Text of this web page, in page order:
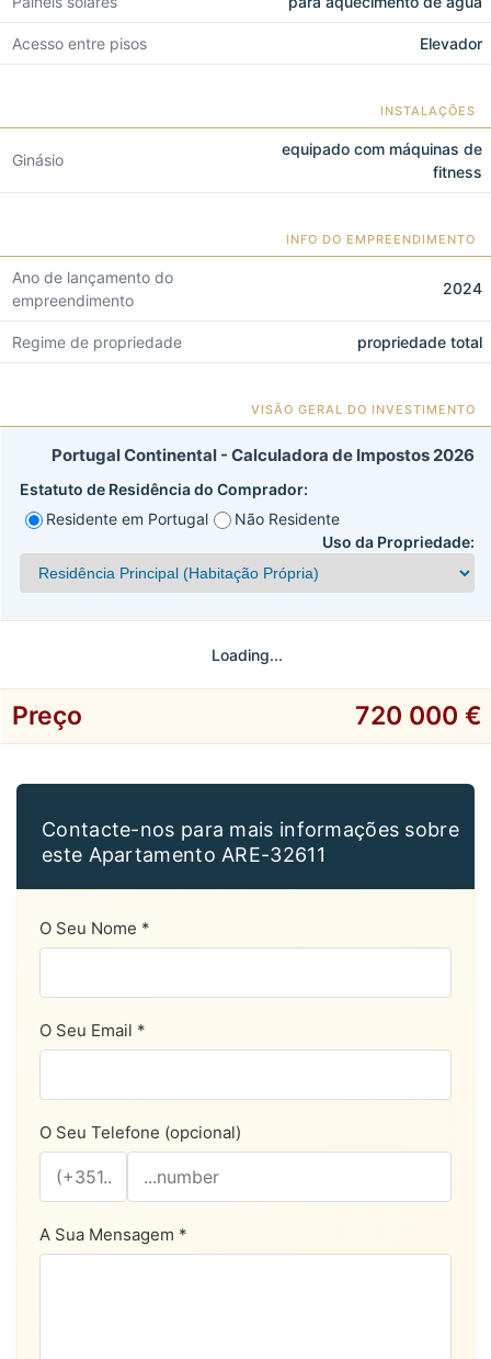
Acesso entre pisos Elevador
INSTALAÇÕES
Ginásio
equipado com máquinas de
fitness
INFO DO EMPREENDIMENTO
Ano de lançamento do
empreendimento
2024
Regime de propriedade propriedade total
VISÃO GERAL DO INVESTIMENTO
Portugal Continental - Calculadora de Impostos 2026
Estatuto de Residência do Comprador:
Residente em Portugal
Não Residente
Uso da Propriedade:
Loading...
Preço 720 000 €
Contacte-nos para mais informações sobre
este Apartamento ARE-32611
O Seu Nome *
O Seu Email *
O Seu Telefone (opcional)
A Sua Mensagem *